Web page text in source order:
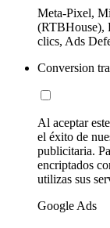
Meta-Pixel,
(RTBHouse),
clics, Ads
Conversion
Al aceptar
el éxito de
publicitaria.
encriptados
utilizas sus
Google Ads